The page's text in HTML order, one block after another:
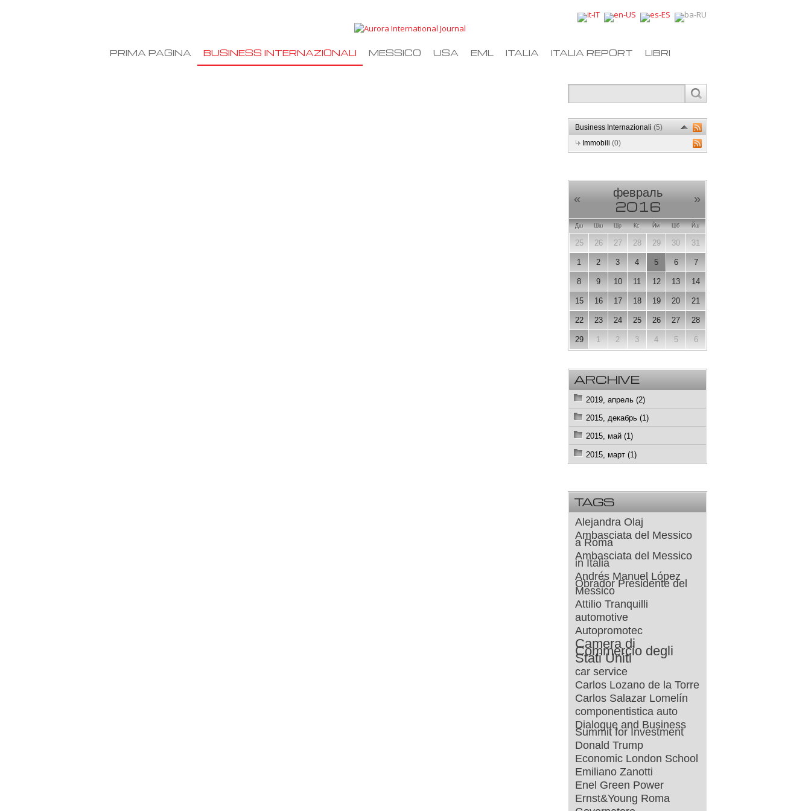
PRIMA PAGINA BUSINESS INTERNAZIONALI MESSICO USA EML ITALIA ITALIA REPORT LIBRI
Business Internazionali(5)
Immobili(0)
«
февраль
2016
»
Дш Шш Шр Кс Йм Шб Йш
25 26 27 28 29 30 31
1 2 3 4 5 6 7
8 9 10 11 12 13 14
15 16 17 18 19 20 21
22 23 24 25 26 27 28
29 1 2 3 4 5 6
ARCHIVE
2019, апрель (2)
2015, декабрь (1)
2015, май (1)
2015, март (1)
TAGS
Alejandra Olaj
Ambasciata del Messico
a Roma
Ambasciata del Messico
in Italia
Andrés Manuel López
Obrador Presidente del
Messico
Attilio Tranquilli
automotive
Autopromotec
Camera di
Commercio degli
Stati Uniti
car service
Carlos Lozano de la Torre
Carlos Salazar Lomelín
componentistica auto
Dialogue and Business
Summit for Investment
Donald Trump
Economic London School
Emiliano Zanotti
Enel Green Power
Ernst&Young Roma